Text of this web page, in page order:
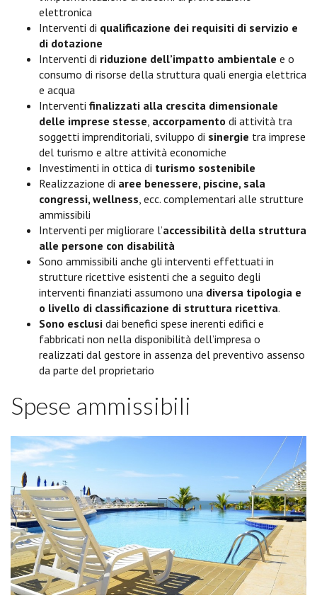
elettronica
Interventi di qualificazione dei requisiti di servizio e
di dotazione
Interventi di riduzione dell’impatto ambientale e o
consumo di risorse della struttura quali energia elettrica
e acqua
Interventi finalizzati alla crescita dimensionale
delle imprese stesse accorpamento di attività tra
soggetti imprenditoriali, sviluppo di sinergie tra imprese
del turismo e altre attività economiche
Investimenti in ottica di turismo sostenibile
Realizzazione di aree benessere, piscine, sala
congressi, wellness , ecc. complementari alle strutture
ammissibili
Interventi per migliorare l’accessibilità della struttura
alle persone con disabilità
Sono ammissibili anche gli interventi effettuati in
strutture ricettive esistenti che a seguito degli
interventi finanziati assumono una diversa tipologia e
o livello di classificazione di struttura ricettiva.
Sono esclusi dai benefici spese inerenti edifici e
fabbricati non nella disponibilità dell’impresa o
realizzati dal gestore in assenza del preventivo assenso
da parte del proprietario
Spese ammissibili